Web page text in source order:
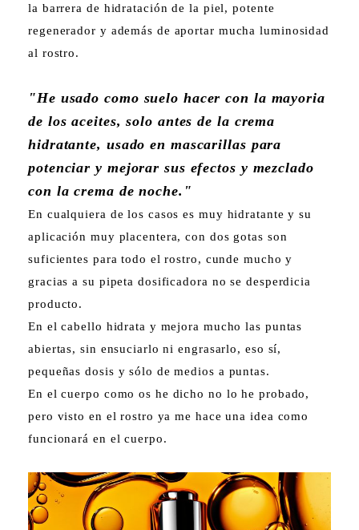
la barrera de hidratación de la piel, potente
regenerador y además de aportar mucha luminosidad
al rostro.
"He usado como suelo hacer con la mayoria
de los aceites, solo antes de la crema
hidratante, usado en mascarillas para
potenciar y mejorar sus efectos y mezclado
con la crema de noche."
En cualquiera de los casos es muy hidratante y su
aplicación muy placentera, con dos gotas son
suficientes para todo el rostro, cunde mucho y
gracias a su pipeta dosificadora no se desperdicia
producto.
En el cabello hidrata y mejora mucho las puntas
abiertas, sin ensuciarlo ni engrasarlo, eso sí,
pequeñas dosis y sólo de medios a puntas.
En el cuerpo como os he dicho no lo he probado,
pero visto en el rostro ya me hace una idea como
funcionará en el cuerpo.